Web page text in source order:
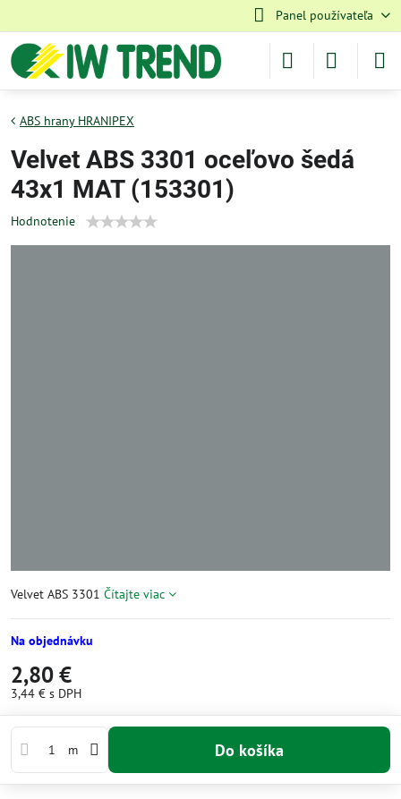
Panel používateľa
ABS hrany HRANIPEX
Velvet ABS 3301 oceľovo šedá
43x1 MAT (153301)
Hodnotenie
Velvet ABS 3301 Čítajte viac
Na objednávku
2,80 €
3,44 € s DPH
m Do košíka